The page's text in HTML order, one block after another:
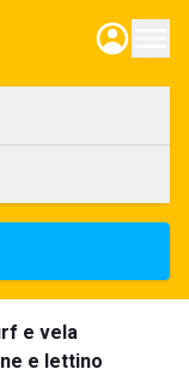
e vela
e lettino